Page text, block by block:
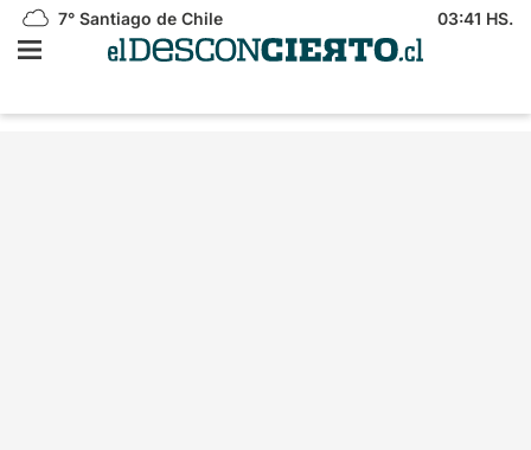
7° Santiago de Chile 03:41 HS.